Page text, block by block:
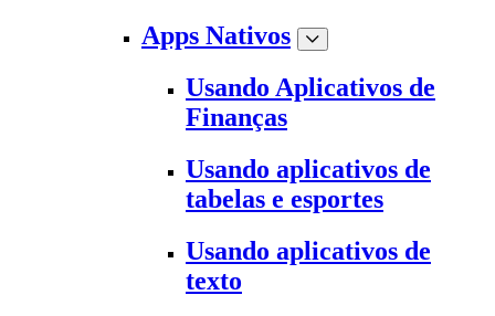
Apps Nativos
Usando Aplicativos de
Finanças
Usando aplicativos de
tabelas e esportes
Usando aplicativos de
texto